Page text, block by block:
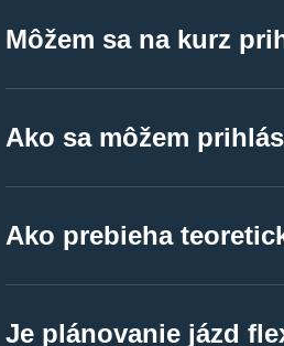
Samozrejme, všetky
Môžem sa na kurz
Samozrejme, všetky
Ako sa môžem
Samozrejme, všetky
Ako prebieha
Samozrejme, všetky
Je plánovanie jázd